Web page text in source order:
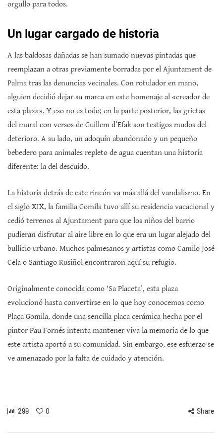
orgullo para todos.
Un lugar cargado de historia
A las baldosas dañadas se han sumado nuevas pintadas que
reemplazan a otras previamente borradas por el Ajuntament de
Palma tras las denuncias vecinales. Con rotulador en mano,
alguien decidió dejar su marca en este homenaje al «creador de
esta plaza». Y eso no es todo; en la parte posterior, las grietas
del mural con versos de Guillem d’Efak son testigos mudos del
deterioro. A su lado, un adoquín abandonado y un pequeño
bebedero para animales repleto de agua cuentan una historia
diferente: la del descuido.
La historia detrás de este rincón va más allá del vandalismo. En
el siglo XIX, la familia Gomila tuvo allí su residencia vacacional y
cedió terrenos al Ajuntament para que los niños del barrio
pudieran disfrutar al aire libre en lo que era un lugar alejado del
bullicio urbano. Muchos palmesanos y artistas como Camilo José
Cela o Santiago Rusiñol encontraron aquí su refugio.
Originalmente conocida como ‘Sa Placeta’, esta plaza
evolucionó hasta convertirse en lo que hoy conocemos como
Plaça Gomila, donde una sencilla placa cerámica hecha por el
pintor Pau Fornés intenta mantener viva la memoria de lo que
este artista aportó a su comunidad. Sin embargo, ese esfuerzo se
ve amenazado por la falta de cuidado y atención.
299 0 Share